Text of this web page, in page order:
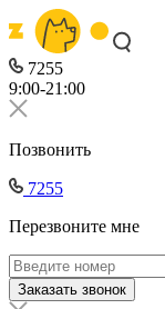
7255
9:00-21:00
Позвонить
7255
Перезвоните мне
Заказать звонок